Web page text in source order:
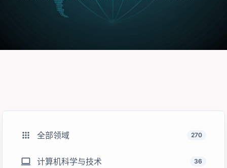
apps 全部领域 270
computer 计算机科学与技术 36